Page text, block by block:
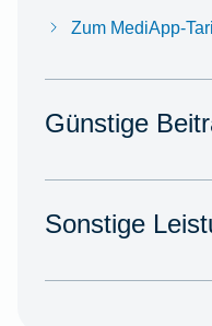
Zum MediApp-
Günstige
Sonstige